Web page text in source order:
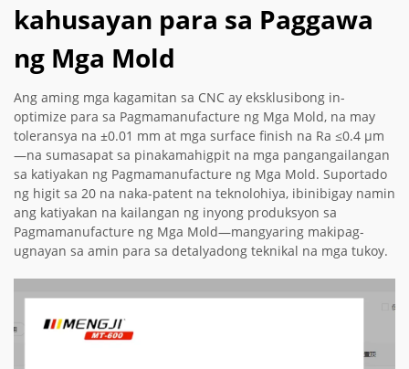
kahusayan para sa Paggawa
ng Mga Mold
Ang aming mga kagamitan sa CNC ay eksklusibong in-
optimize para sa Pagmamanufacture ng Mga Mold, na may
toleransya na ±0.01 mm at mga surface finish na Ra ≤0.4 µm
—na sumasapat sa pinakamahigpit na mga pangangailangan
sa katiyakan ng Pagmamanufacture ng Mga Mold. Suportado
ng higit sa 20 na naka-patent na teknolohiya, ibinibigay namin
ang katiyakan na kailangan ng inyong produksyon sa
Pagmamanufacture ng Mga Mold—mangyaring makipag-
ugnayan sa amin para sa detalyadong teknikal na mga tukoy.